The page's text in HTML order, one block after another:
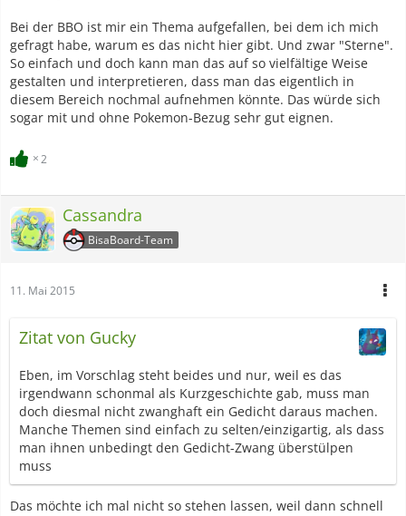
Bei der BBO ist mir ein Thema aufgefallen, bei dem ich mich
gefragt habe, warum es das nicht hier gibt. Und zwar "Sterne".
So einfach und doch kann man das auf so vielfältige Weise
gestalten und interpretieren, dass man das eigentlich in
diesem Bereich nochmal aufnehmen könnte. Das würde sich
sogar mit und ohne Pokemon-Bezug sehr gut eignen.
2
Cassandra
BisaBoard-Team
11. Mai 2015
Zitat von Gucky
Eben, im Vorschlag steht beides und nur, weil es das
irgendwann schonmal als Kurzgeschichte gab, muss man
doch diesmal nicht zwanghaft ein Gedicht daraus machen.
Manche Themen sind einfach zu selten/einzigartig, als dass
man ihnen unbedingt den Gedicht-Zwang überstülpen
muss
Das möchte ich mal nicht so stehen lassen, weil dann schnell